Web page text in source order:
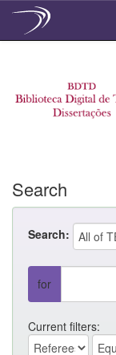
Search
Search:
for
Current filters: